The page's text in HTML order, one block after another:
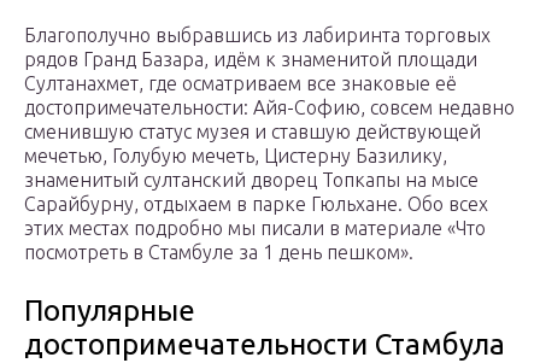
Благополучно выбравшись из лабиринта торговых
рядов Гранд Базара, идём к знаменитой площади
Султанахмет, где осматриваем все знаковые её
достопримечательности: Айя-Софию, совсем недавно
сменившую статус музея и ставшую действующей
мечетью, Голубую мечеть, Цистерну Базилику,
знаменитый султанский дворец Топкапы на мысе
Сарайбурну, отдыхаем в парке Гюльхане. Обо всех
этих местах подробно мы писали в материале «Что
посмотреть в Стамбуле за 1 день пешком».
Популярные
достопримечательности Стамбула